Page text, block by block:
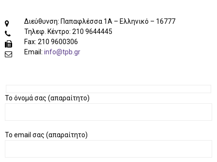
Διεύθυνση: Παπαφλέσσα 1Α – Ελληνικό – 16777
Τηλεφ. Κέντρο: 210 9644445
Fax: 210 9600306
Email: info@tpb.gr
Το όνομά σας (απαραίτητο)
Το email σας (απαραίτητο)